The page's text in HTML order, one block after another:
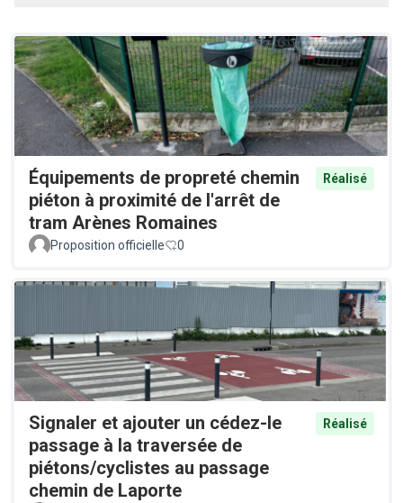
Équipements de propreté chemin
piéton à proximité de l'arrêt de
tram Arènes Romaines
Réalisé
Proposition officielle 0
Signaler et ajouter un cédez-le
passage à la traversée de
piétons/cyclistes au passage
chemin de Laporte
Réalisé